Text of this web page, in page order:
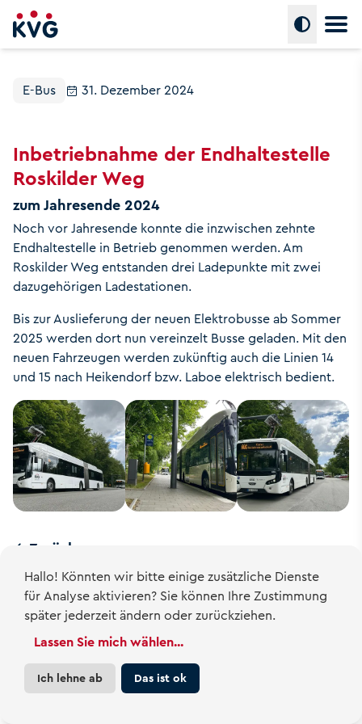
E-Bus 31. Dezember 2024
Inbetriebnahme der Endhaltestelle
Roskilder Weg
zum Jahresende 2024
Noch vor Jahresende konnte die inzwischen zehnte
Endhaltestelle in Betrieb genommen werden. Am
Roskilder Weg entstanden drei Ladepunkte mit zwei
dazugehörigen Ladestationen.
Bis zur Auslieferung der neuen Elektrobusse ab Sommer
2025 werden dort nun vereinzelt Busse geladen. Mit den
neuen Fahrzeugen werden zukünftig auch die Linien 14
und 15 nach Heikendorf bzw. Laboe elektrisch bedient.
Zurück
Hallo! Könnten wir bitte einige zusätzliche Dienste
fürAnalyseaktivieren? Sie können Ihre Zustimmung
später jederzeit ändern oder zurückziehen.
Lassen Sie mich wählen...
Ich lehne ab Das ist ok